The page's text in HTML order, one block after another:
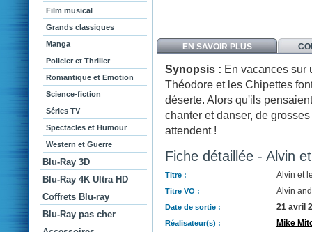
Film musical
Grands classiques
Manga
Policier et Thriller
Romantique et Emotion
Science-fiction
Séries TV
Spectacles et Humour
Western et Guerre
Blu-Ray 3D
Blu-Ray 4K Ultra HD
Coffrets Blu-ray
Blu-Ray pas cher
EN SAVOIR PLUS
Synopsis : En vacances sur
Théodore et les Chipettes
déserte. Alors qu'ils
chanter et danser, de
attendent !
Fiche détaillée - Alvin
Titre : Alvin et
Titre VO : Alvin
Date de sortie : 21 avril
Réalisateur(s) : Mike